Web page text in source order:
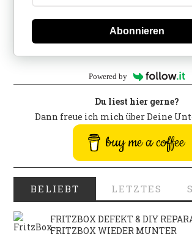
Abonnieren
Powered by
Du liest hier gerne?
Dann freue ich mich über Deine
buy me a coffee
BELIEBT LETZTES
FRITZBOX DEFEKT & DIY
FRITZBOX WIEDER MUNTER